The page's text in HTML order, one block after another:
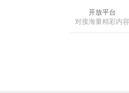
开放平台
对接海量精彩内容